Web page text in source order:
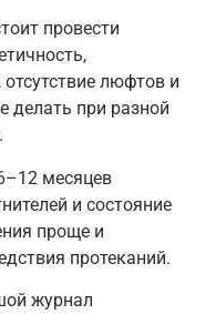
провести
люфтов и
делать при разной
месяцев
и состояние
проще и
протеканий.
журнал